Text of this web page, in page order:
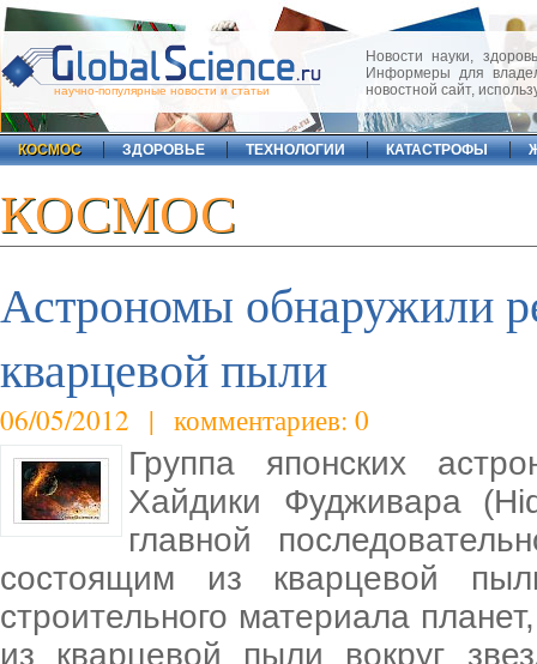
научно-популярные новости и статьи
Новости науки,
Информеры для
новостной сайт,
КОСМОС ЗДОРОВЬЕ ТЕХНОЛОГИИ КАТАСТРОФЫ
КОСМОС
Астрономы обнаружили
кварцевой пыли
06/05/2012 | комментариев: 0
Группа японских
Хайдики Фудживара
главной
состоящим из кварцевой
строительного материала
из кварцевой пыли вокруг